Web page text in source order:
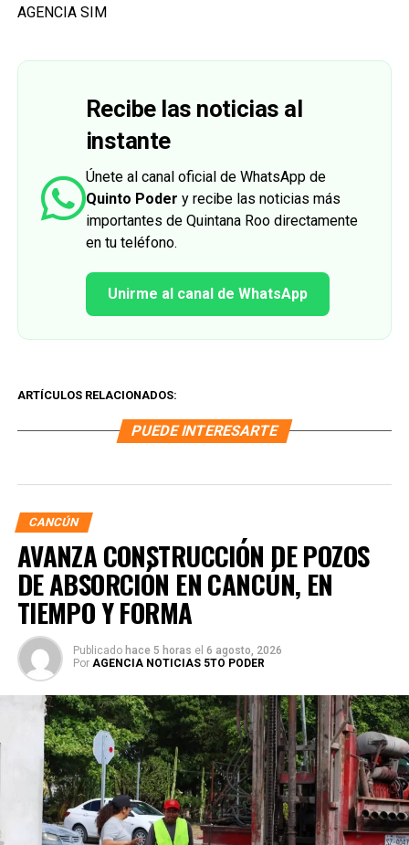
AGENCIA SIM
Recibe las noticias al
instante
Únete al canal oficial de WhatsApp de
Quinto Poder y recibe las noticias más
importantes de Quintana Roo directamente
en tu teléfono.
Unirme al canal de WhatsApp
ARTÍCULOS RELACIONADOS:
PUEDE INTERESARTE
CANCÚN
AVANZA CONSTRUCCIÓN DE POZOS
DE ABSORCIÓN EN CANCÚN, EN
TIEMPO Y FORMA
Publicado hace 5 horas el 6 agosto, 2026
Por AGENCIA NOTICIAS 5TO PODER